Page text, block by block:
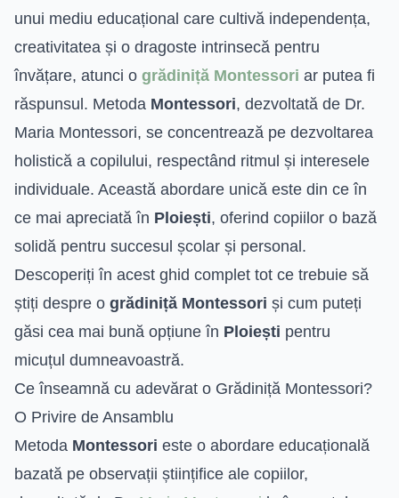
unui mediu educațional care cultivă independența,
creativitatea și o dragoste intrinsecă pentru
învățare, atunci o grădiniță Montessori ar putea fi
răspunsul. Metoda Montessori, dezvoltată de Dr.
Maria Montessori, se concentrează pe dezvoltarea
holistică a copilului, respectând ritmul și interesele
individuale. Această abordare unică este din ce în
ce mai apreciată în Ploiești, oferind copiilor o bază
solidă pentru succesul școlar și personal.
Descoperiți în acest ghid complet tot ce trebuie să
știți despre o grădiniță Montessori și cum puteți
găsi cea mai bună opțiune în Ploiești pentru
micuțul dumneavoastră.
Ce înseamnă cu adevărat o Grădiniță Montessori?
O Privire de Ansamblu
Metoda Montessori este o abordare educațională
bazată pe observații științifice ale copiilor,